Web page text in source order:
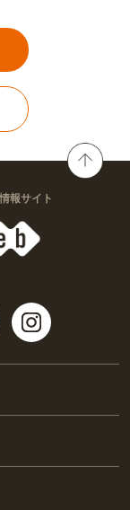
報サイト